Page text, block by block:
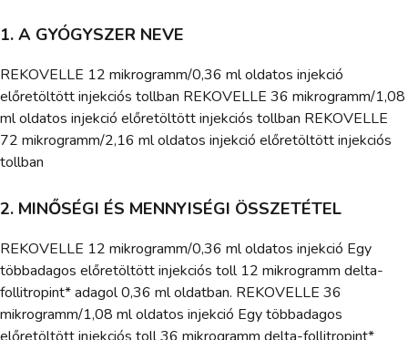
1. A GYÓGYSZER NEVE
REKOVELLE 12 mikrogramm/0,36 ml oldatos injekció
előretöltött injekciós tollban REKOVELLE 36 mikrogramm/1,08
ml oldatos injekció előretöltött injekciós tollban REKOVELLE
72 mikrogramm/2,16 ml oldatos injekció előretöltött injekciós
tollban
2. MINŐSÉGI ÉS MENNYISÉGI ÖSSZETÉTEL
REKOVELLE 12 mikrogramm/0,36 ml oldatos injekció Egy
többadagos előretöltött injekciós toll 12 mikrogramm delta-
follitropint* adagol 0,36 ml oldatban. REKOVELLE 36
mikrogramm/1,08 ml oldatos injekció Egy többadagos